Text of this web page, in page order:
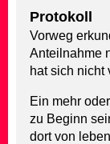
Protokoll
Vorweg
Anteilnahme
hat sich nicht
Ein mehr
zu Beginn
dort von